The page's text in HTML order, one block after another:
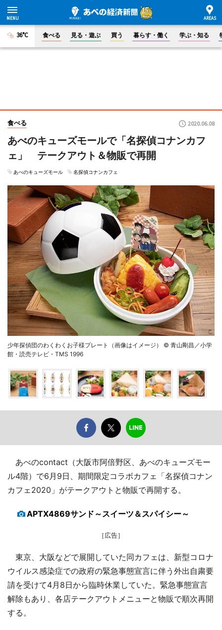
36°C 食べる 見る・遊ぶ 買う 暮らす・働く 学ぶ・知る
食べる 2020.06.08
あべのキューズモールで「名探偵コナンカフ
ェ」 テークアウト＆物販で再開
あべのキューズモール 名探偵コナンカフェ
少年探偵団のわくわくお子様プレート（画像はイメージ） © 青山剛昌／小学
館・読売テレビ・TMS 1996
あべのcontact（大阪市阿倍野区、あべのキューズモー
ル4階）で6月9日、期間限定コラボカフェ「名探偵コナン
カフェ2020」がテークアウトと物販で再開する。
APTX4869サンド～スイーツ＆スパイシー～
［広告］
東京、大阪などで展開していた同カフェは、新型コロナ
ウイルス感染症での政府の緊急事態宣言に伴う外出自粛要
請を受けて4月8日から臨時休業していた。緊急事態宣言
解除もあり、各店テークアウトメニューと物販で順次再開
する。